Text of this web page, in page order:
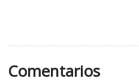
Comentarios